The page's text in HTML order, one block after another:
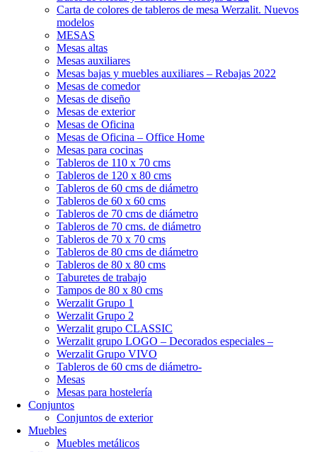
Carta de colores de tableros de mesa Werzalit. Nuevos
modelos
MESAS
Mesas altas
Mesas auxiliares
Mesas bajas y muebles auxiliares – Rebajas 2022
Mesas de comedor
Mesas de diseño
Mesas de exterior
Mesas de Oficina
Mesas de Oficina – Office Home
Mesas para cocinas
Tableros de 110 x 70 cms
Tableros de 120 x 80 cms
Tableros de 60 cms de diámetro
Tableros de 60 x 60 cms
Tableros de 70 cms de diámetro
Tableros de 70 cms. de diámetro
Tableros de 70 x 70 cms
Tableros de 80 cms de diámetro
Tableros de 80 x 80 cms
Taburetes de trabajo
Tampos de 80 x 80 cms
Werzalit Grupo 1
Werzalit Grupo 2
Werzalit grupo CLASSIC
Werzalit grupo LOGO – Decorados especiales –
Werzalit Grupo VIVO
Tableros de 60 cms de diámetro-
Mesas
Mesas para hostelería
Conjuntos
Conjuntos de exterior
Muebles
Muebles metálicos